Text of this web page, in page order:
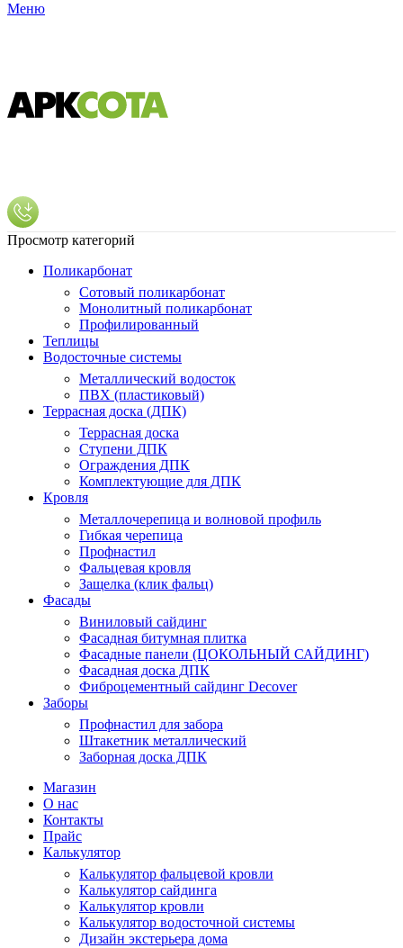
Меню
Просмотр категорий
Поликарбонат
Сотовый поликарбонат
Монолитный поликарбонат
Профилированный
Теплицы
Водосточные системы
Металлический водосток
ПВХ (пластиковый)
Террасная доска (ДПК)
Террасная доска
Ступени ДПК
Ограждения ДПК
Комплектующие для ДПК
Кровля
Металлочерепица и волновой профиль
Гибкая черепица
Профнастил
Фальцевая кровля
Защелка (клик фальц)
Фасады
Виниловый сайдинг
Фасадная битумная плитка
Фасадные панели (ЦОКОЛЬНЫЙ САЙДИНГ)
Фасадная доска ДПК
Фиброцементный сайдинг Decover
Заборы
Профнастил для забора
Штакетник металлический
Заборная доска ДПК
Магазин
О нас
Контакты
Прайс
Калькулятор
Калькулятор фальцевой кровли
Калькулятор сайдинга
Калькулятор кровли
Калькулятор водосточной системы
Дизайн экстерьера дома